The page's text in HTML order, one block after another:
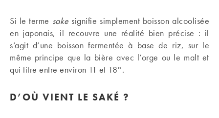
Si le terme sake signifie simplement boisson alcoolisée
en japonais, il recouvre une réalité bien précise : il
s’agit d’une boisson fermentée à base de riz, sur le
même principe que la bière avec l’orge ou le malt et
qui titre entre environ 11 et 18°.
D’OÙ VIENT LE SAKÉ ?